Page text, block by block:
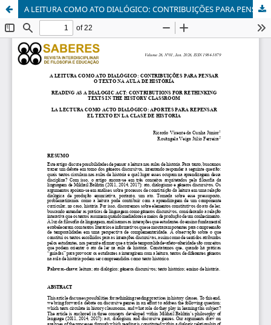
A LEITURA COMO ATO DIALÓGICO: CONTRIBUIÇÕES PARA PENSAR O TEXTO NA AULA DE HISTÓRIA